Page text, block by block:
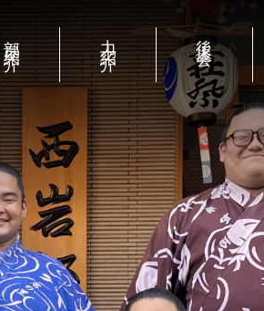
後援会
力士紹介
部屋紹介 新弟子募集 稽古見学案内